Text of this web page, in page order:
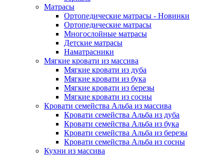
Матрасы
Ортопедические матрасы - Новинки
Ортопедические матрасы
Многослойные матрасы
Детские матрасы
Наматрасники
Мягкие кровати из массива
Мягкие кровати из дуба
Мягкие кровати из бука
Мягкие кровати из березы
Мягкие кровати из сосны
Кровати семейства Альба из массива
Кровати семейства Альба из дуба
Кровати семейства Альба из бука
Кровати семейства Альба из березы
Кровати семейства Альба из сосны
Кухни из массива